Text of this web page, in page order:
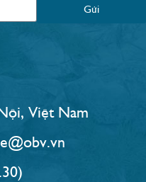
Gửi
Việt Nam